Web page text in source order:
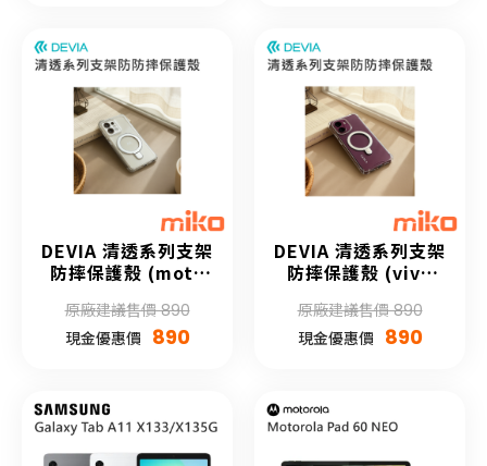
DEVIA 清透系列支架
防摔保護殼 (moto
原廠建議售價 890
現金優惠價 890
DEVIA 清透系列支架
防摔保護殼 (vivo
原廠建議售價 890
現金優惠價 890